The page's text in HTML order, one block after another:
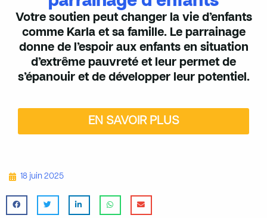
Votre soutien peut changer la vie d’enfants
comme Karla et sa famille. Le parrainage
donne de l’espoir aux enfants en situation
d’extrême pauvreté et leur permet de
s’épanouir et de développer leur potentiel.
EN SAVOIR PLUS
18 juin 2025